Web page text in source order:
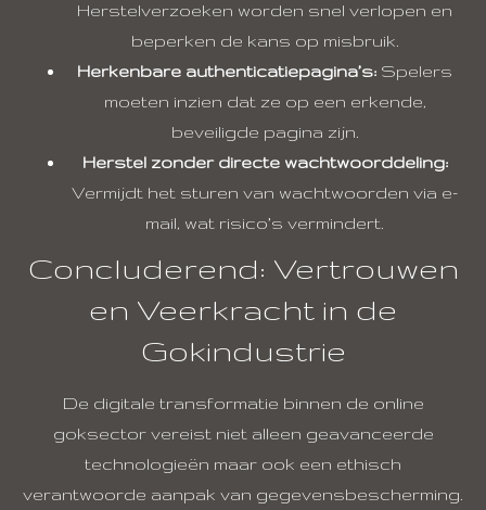
Herstelverzoeken worden snel verlopen en
beperken de kans op misbruik.
Herkenbare authenticatiepagina’s: Spelers
moeten inzien dat ze op een erkende,
beveiligde pagina zijn.
Herstel zonder directe wachtwoorddeling:
Vermijdt het sturen van wachtwoorden via e-
mail, wat risico’s vermindert.
Concluderend: Vertrouwen
en Veerkracht in de
Gokindustrie
De digitale transformatie binnen de online
goksector vereist niet alleen geavanceerde
technologieën maar ook een ethisch
verantwoorde aanpak van gegevensbescherming.